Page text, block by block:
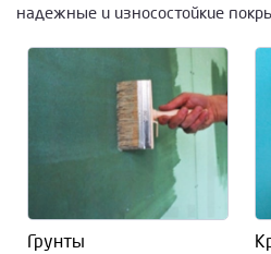
надежные и износостойкие
Грунты